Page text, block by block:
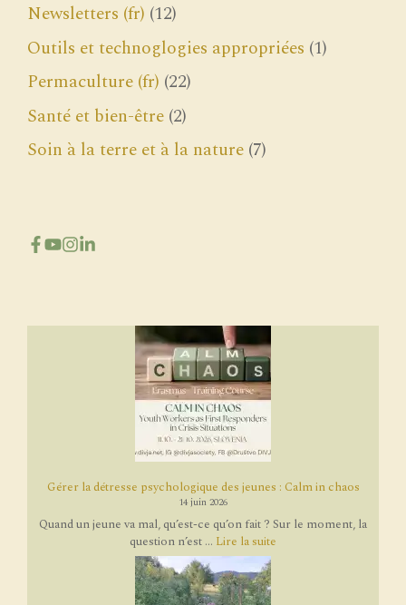
Newsletters (fr) (12)
Outils et technoglogies appropriées (1)
Permaculture (fr) (22)
Santé et bien-être (2)
Soin à la terre et à la nature (7)
Gérer la détresse psychologique des jeunes : Calm in chaos
14 juin 2026
Quand un jeune va mal, qu’est-ce qu’on fait ? Sur le moment, la
question n’est ... Lire la suite